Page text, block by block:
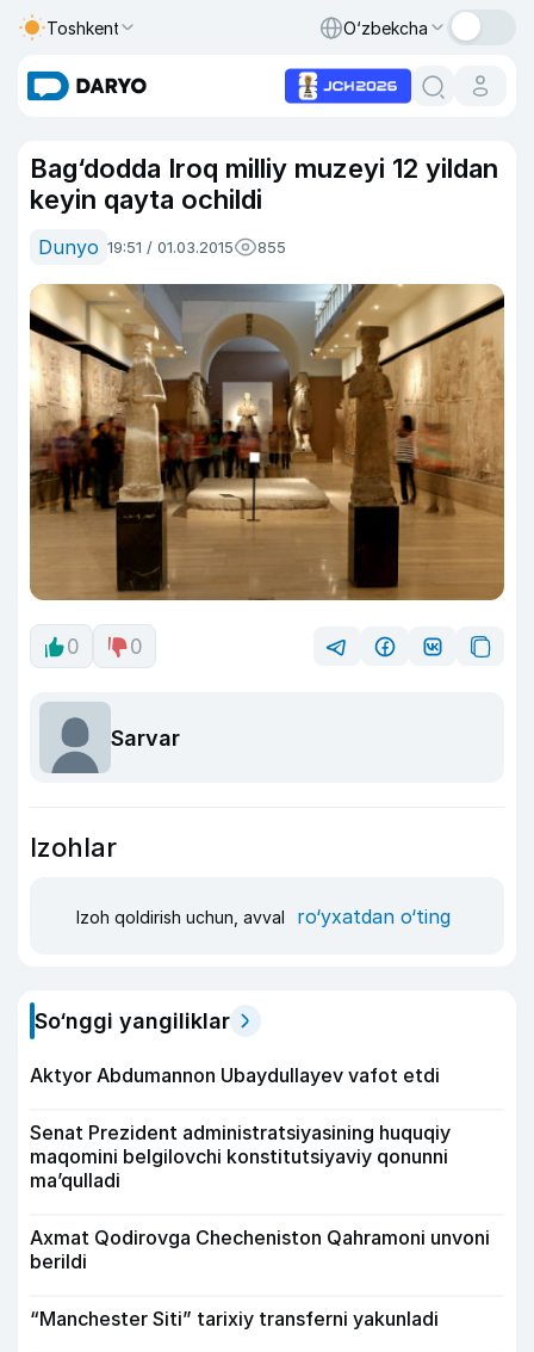
Toshkent O‘zbekcha
Bag‘dodda Iroq milliy muzeyi 12 yildan
keyin qayta ochildi
Dunyo 19:51 / 01.03.2015 855
0 0
Sarvar
Izohlar
Izoh qoldirish uchun, avval ro‘yxatdan o‘ting
So‘nggi yangiliklar
Aktyor Abdu­mannon Ubaydullayev vafot etdi
Senat Prezident administratsiyasining huquqiy
maqomini belgilovchi konstitutsiyaviy qonunni
ma’qulladi
Axmat Qodirovga Checheniston Qahramoni unvoni
berildi
“Manchester Siti” tarixiy transferni yakunladi